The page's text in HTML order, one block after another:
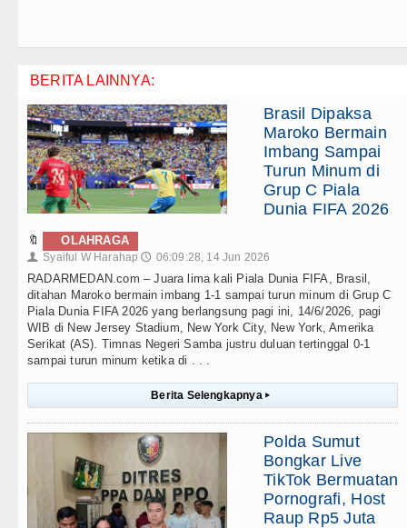
BERITA LAINNYA:
Brasil Dipaksa
Maroko Bermain
Imbang Sampai
Turun Minum di
Grup C Piala
Dunia FIFA 2026
🔖 OLAHRAGA
👤 Syaiful W Harahap 🕔 06:09:28, 14 Jun 2026
RADARMEDAN.com – Juara lima kali Piala Dunia FIFA, Brasil,
ditahan Maroko bermain imbang 1-1 sampai turun minum di Grup C
Piala Dunia FIFA 2026 yang berlangsung pagi ini, 14/6/2026, pagi
WIB di New Jersey Stadium, New York City, New York, Amerika
Serikat (AS). Timnas Negeri Samba justru duluan tertinggal 0-1
sampai turun minum ketika di . . .
Berita Selengkapnya ▸
Polda Sumut
Bongkar Live
TikTok Bermuatan
Pornografi, Host
Raup Rp5 Juta